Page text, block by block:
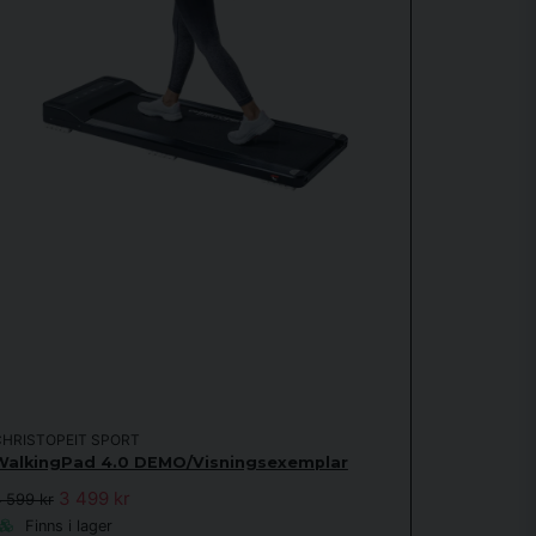
SPORT
4.0 DEMO/Visningsexemplar
599 kr 3 499 kr
Finns i lager